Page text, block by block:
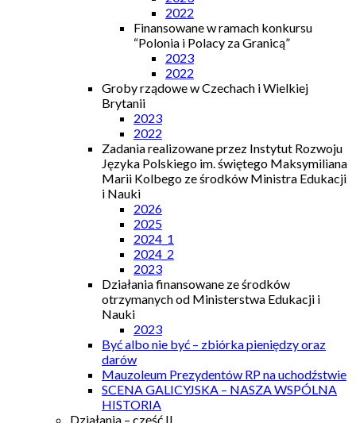
2022
Finansowane w ramach konkursu
“Polonia i Polacy za Granicą”
2023
2022
Groby rządowe w Czechach i Wielkiej
Brytanii
2023
2022
Zadania realizowane przez Instytut Rozwoju
Języka Polskiego im. świętego Maksymiliana
Marii Kolbego ze środków Ministra Edukacji
i Nauki
2026
2025
2024_1
2024_2
2023
Działania finansowane ze środków
otrzymanych od Ministerstwa Edukacji i
Nauki
2023
Być albo nie być – zbiórka pieniędzy oraz
darów
Mauzoleum Prezydentów RP na uchodźstwie
SCENA GALICYJSKA – NASZA WSPÓLNA
HISTORIA
Działania – część II